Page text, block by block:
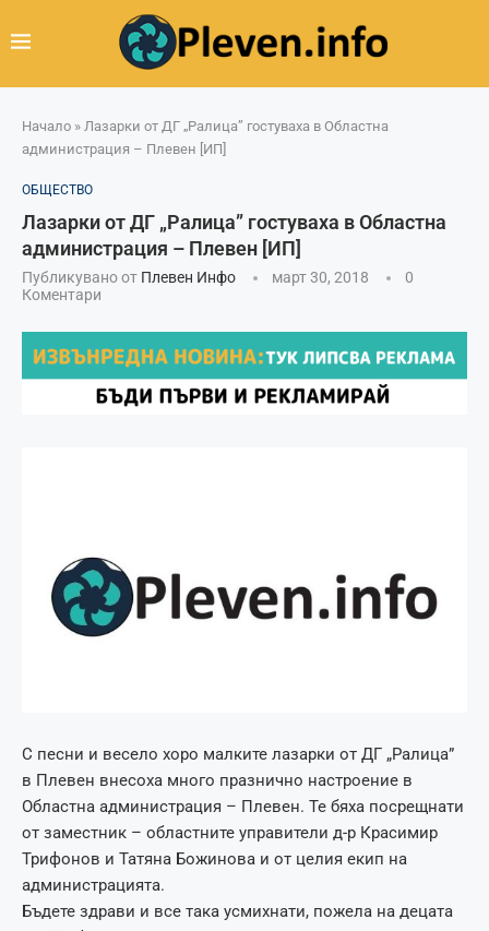
Начало » Лазарки от ДГ „Ралица” гостуваха в Областна
администрация – Плевен [ИП]
ОБЩЕСТВО
Лазарки от ДГ „Ралица” гостуваха в Областна
администрация – Плевен [ИП]
Публикувано от Плевен Инфо март 30, 2018
0
Коментари
С песни и весело хоро малките лазарки от ДГ „Ралица”
в Плевен внесоха много празнично настроение в
Областна администрация – Плевен. Те бяха посрещнати
от заместник – областните управители д-р Красимир
Трифонов и Татяна Божинова и от целия екип на
администрацията.
Бъдете здрави и все така усмихнати, пожела на децата